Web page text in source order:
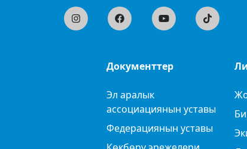
Документтер
Эл аралык
ассоциациянын уставы
Федерациянын уставы